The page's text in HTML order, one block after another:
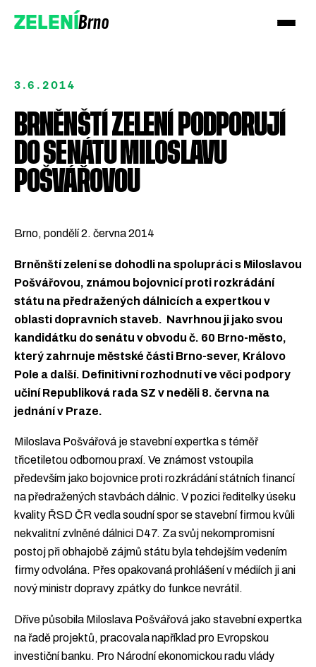
ZELENÍBrno
Přidejte se!
3.6.2014
BRNĚNŠTÍ ZELENÍ PODPORUJÍ
DO SENÁTU MILOSLAVU
POŠVÁŘOVOU
Brno, pondělí 2. června 2014
Brněnští zelení se dohodli na spolupráci s Miloslavou
Pošvářovou, známou bojovnicí proti rozkrádání
státu na předražených dálnicích a expertkou v
oblasti dopravních staveb. Navrhnou ji jako svou
kandidátku do senátu v obvodu č. 60 Brno-město,
který zahrnuje městské části Brno-sever, Královo
Pole a další. Definitivní rozhodnutí ve věci podpory
učiní Republiková rada SZ v neděli 8. června na
jednání v Praze.
Miloslava Pošvářová je stavební expertka s téměř
třicetiletou odbornou praxí. Ve známost vstoupila
především jako bojovnice proti rozkrádání státních financí
na předražených stavbách dálnic. V pozici ředitelky úseku
kvality ŘSD ČR vedla soudní spor se stavební firmou kvůli
nekvalitní zvlněné dálnici D47. Za svůj nekompromisní
postoj při obhajobě zájmů státu byla tehdejším vedením
firmy odvolána. Přes opakovaná prohlášení v médiích ji ani
nový ministr dopravy zpátky do funkce nevrátil.
Dříve působila Miloslava Pošvářová jako stavební expertka
na řadě projektů, pracovala například pro Evropskou
investiční banku. Pro Národní ekonomickou radu vlády